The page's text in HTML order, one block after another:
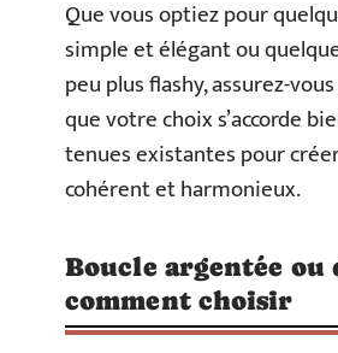
Que vous optiez pour
simple et élégant ou
peu plus flashy, assurez-
que votre choix s’accorde
tenues existantes pour
cohérent et harmonieux.
Boucle argentée ou
comment choisir